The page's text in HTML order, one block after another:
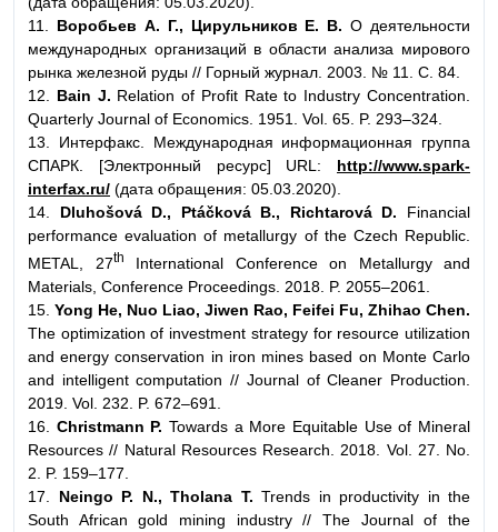
11.
Воробьев А. Г., Цирульников Е. В. О деятельности
международных организаций в области анализа мирового
рынка железной руды // Горный журнал. 2003. № 11. С. 84.
12. Bain J. Relation of Profit Rate to Industry Concentration.
Quarterly Journal of Economics. 1951. Vol. 65. P. 293–324.
13. Интерфакс. Международная информационная группа
СПАРК. [Электронный ресурс] URL: http://www.spark-
interfax.ru/ (дата обращения: 05.03.2020).
14. Dluhošová D., Ptáčková B., Richtarová D. Financial
performance evaluation of metallurgy of the Czech Republic.
METAL, 27th
International Conference on Metallurgy and
Materials, Conference Proceedings. 2018. P. 2055–2061.
15. Yong He, Nuo Liao, Jiwen Rao, Feifei Fu, Zhihao Chen.
The optimization of investment strategy for resource utilization
and energy conservation in iron mines based on Monte Carlo
and intelligent computation // Journal of Cleaner Production.
2019. Vol. 232. P. 672–691.
16. Christmann P. Towards a More Equitable Use of Mineral
Resources // Natural Resources Research. 2018. Vol. 27. No.
2. P. 159–177.
17.
Neingo P. N., Tholana T. Trends in productivity in the
South African gold mining industry // The Journal of the